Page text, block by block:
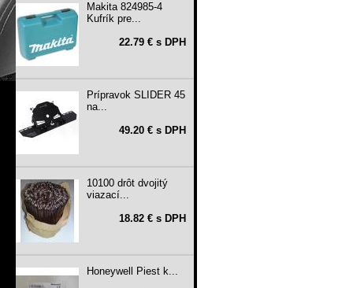
Makita 824985-4
Kufrík pre...
22.79 € s DPH
Prípravok SLIDER 45
na...
49.20 € s DPH
10100 drôt dvojitý
viazací...
18.82 € s DPH
Honeywell Piest k...